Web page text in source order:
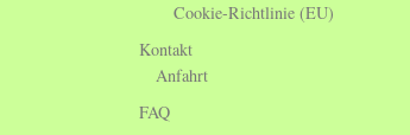
Cookie-Richtlinie (EU)
Kontakt
Anfahrt
FAQ